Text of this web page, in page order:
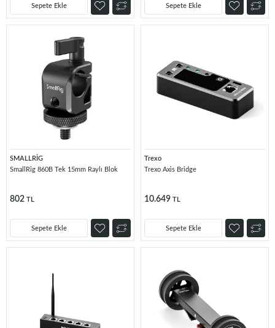
Sepete Ekle Sepete Ekle
SMALLRİG
SmallRig 860B Tek 15mm Raylı Blok
802 TL
Sepete Ekle
Trexo
Trexo Axis Bridge
10.649 TL
Sepete Ekle